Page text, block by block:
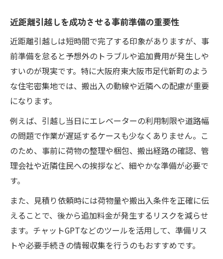
コツ
近距離引越し見積り比較で差が出るポイン
ト
東大阪市で安く近距離引越しを実現する方
法
複数の見積りで近距離引越しの料金交渉術
サービス内容と追加料金の見極め方ガイド
費用だけでなく作業品質も比較する近距離
引越し
心付けや手続きも安心な近距離引越し徹底解説
考え方
適切な心付けの金額と渡し方を詳しく解説
東大阪市の引越し手続きを効率化するポイ
ント
近距離引越しを成功させる事前準備の重要性
近距離引越しは短時間で完了する印象がありますが、事
前準備を怠ると予想外のトラブルや追加費用が発生しや
すいのが現実です。特に大阪府東大阪市足代新町のよう
な住宅密集地では、搬出入の動線や近隣への配慮が重要
になります。
例えば、引越し当日にエレベーターの利用制限や道路幅
の問題で作業が遅延するケースも少なくありません。こ
のため、事前に荷物の整理や梱包、搬出経路の確認、管
理会社や近隣住民への挨拶など、細やかな準備が必要で
す。
また、見積り依頼時には荷物量や搬出入条件を正確に伝
えることで、後から追加料金が発生するリスクを減らせ
ます。チャットGPTなどのツールを活用して、準備リス
トや必要手続きの情報収集を行うのもおすすめです。